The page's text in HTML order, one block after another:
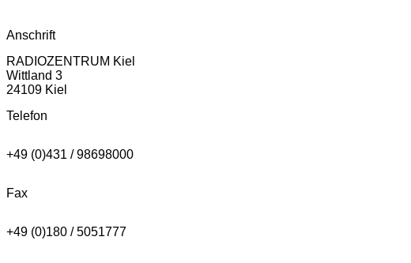
Anschrift
RADIOZENTRUM Kiel
Wittland 3
24109 Kiel
Telefon
+49 (0)431 / 98698000
Fax
+49 (0)180 / 5051777